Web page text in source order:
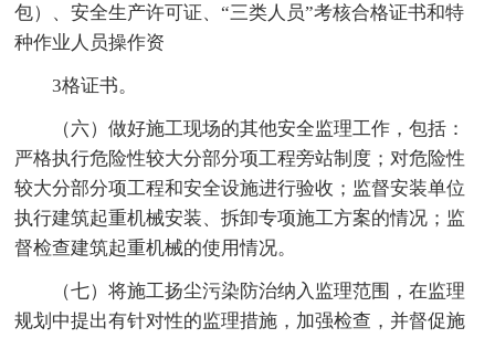
包）、安全生产许可证、“三类人员”考核合格证书和特
种作业人员操作资
3格证书。
（六）做好施工现场的其他安全监理工作，包括：
严格执行危险性较大分部分项工程旁站制度；对危险性
较大分部分项工程和安全设施进行验收；监督安装单位
执行建筑起重机械安装、拆卸专项施工方案的情况；监
督检查建筑起重机械的使用情况。
（七）将施工扬尘污染防治纳入监理范围，在监理
规划中提出有针对性的监理措施，加强检查，并督促施